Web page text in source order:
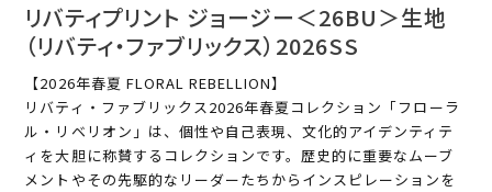
リバティプリント ジョージー＜26BU＞生地
（リバティ・ファブリックス）2026SS
【2026年春夏 FLORAL REBELLION】
リバティ・ファブリックス2026年春夏コレクション「フローラ
ル・リベリオン」は、個性や自己表現、文化的アイデンティテ
ィを大胆に称賛するコレクションです。歴史的に重要なムーブ
メントやその先駆的なリーダーたちからインスピレーションを